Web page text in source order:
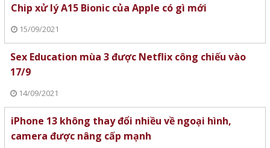
Chip xử lý A15 Bionic của Apple có gì mới
15/09/2021
Sex Education mùa 3 được Netflix công chiếu vào
17/9
14/09/2021
iPhone 13 không thay đổi nhiều về ngoại hình,
camera được nâng cấp mạnh